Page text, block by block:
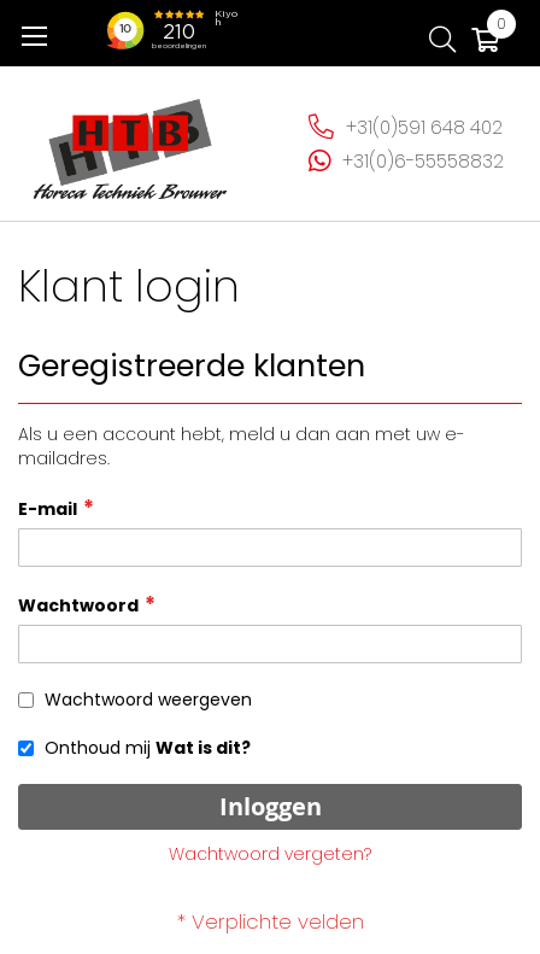
naar
0
+31(0)591 648 402
+31(0)6-55558832
Klant login
Geregistreerde klanten
Als u een account hebt, meld u dan aan met uw e-
mailadres.
E-mail
Wachtwoord
Wachtwoord weergeven
Onthoud mij Wat is dit?
Inloggen
Wachtwoord vergeten?